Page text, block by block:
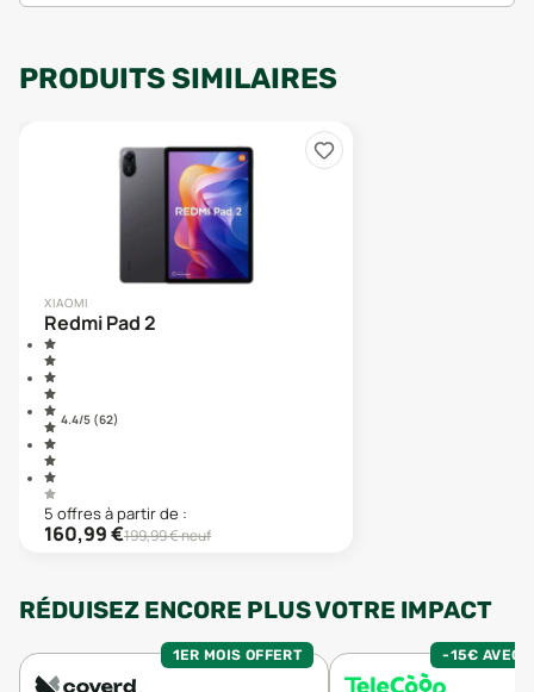
PRODUITS SIMILAIRES
XIAOMI
Redmi Pad 2
4.4/5 (62)
5 offresà partir de :
160,99€199,99€ neuf
RÉDUISEZ ENCORE PLUS VOTRE IMPACT
1ER MOIS OFFERT -15€ AVEC